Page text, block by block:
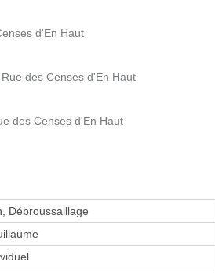
d'En Haut
des Censes d'En Haut
des Censes d'En Haut
Débroussaillage